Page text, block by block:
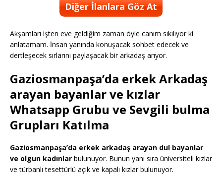
Diğer İlanlara Göz At
Akşamları işten eve geldiğim zaman öyle canım sıkılıyor ki
anlatamam. İnsan yanında konuşacak sohbet edecek ve
dertleşecek sırlarını paylaşacak bir arkadaş arıyor.
Gaziosmanpaşa’da erkek Arkadaş
arayan bayanlar ve kızlar
Whatsapp Grubu ve Sevgili bulma
Grupları Katılma
Gaziosmanpaşa’da erkek arkadaş arayan dul bayanlar
ve olgun kadınlar bulunuyor. Bunun yanı sıra üniversiteli kızlar
ve türbanlı tesettürlü açık ve kapalı kızlar bulunuyor.